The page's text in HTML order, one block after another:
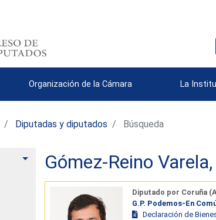
Organización de la Cámara La
Diputadas y diputados Búsqueda
AlternarGómez-Reino
Diputado por Coruña
G.P. Podemos-En
Declaración de